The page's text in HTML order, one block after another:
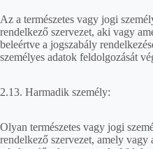
Az a természetes vagy jogi
rendelkező szervezet, aki vagy
beleértve a jogszabály
személyes adatok feldolgozását
2.13. Harmadik személy:
Olyan természetes vagy jogi
rendelkező szervezet, amely vagy